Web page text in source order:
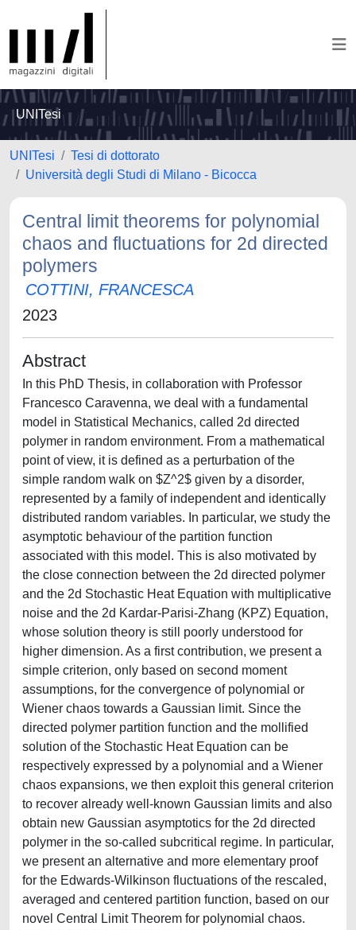
UNITesi
UNITesi
Tesi di dottorato
Università degli Studi di Milano - Bicocca
Central limit theorems for polynomial
chaos and fluctuations for 2d directed
polymers
COTTINI, FRANCESCA
2023
Abstract
In this PhD Thesis, in collaboration with Professor
Francesco Caravenna, we deal with a fundamental
model in Statistical Mechanics, called 2d directed
polymer in random environment. From a mathematical
point of view, it is defined as a perturbation of the
simple random walk on $Z^2$ given by a disorder,
represented by a family of independent and identically
distributed random variables. In particular, we study the
asymptotic behaviour of the partition function
associated with this model. This is also motivated by
the close connection between the 2d directed polymer
and the 2d Stochastic Heat Equation with multiplicative
noise and the 2d Kardar-Parisi-Zhang (KPZ) Equation,
whose solution theory is still poorly understood for
higher dimension. As a first contribution, we present a
simple criterion, only based on second moment
assumptions, for the convergence of polynomial or
Wiener chaos towards a Gaussian limit. Since the
directed polymer partition function and the mollified
solution of the Stochastic Heat Equation can be
respectively expressed by a polynomial and a Wiener
chaos expansions, we then exploit this general criterion
to recover already well-known Gaussian limits and also
obtain new Gaussian asymptotics for the 2d directed
polymer in the so-called subcritical regime. In particular,
we present an alternative and more elementary proof
for the Edwards-Wilkinson fluctuations of the rescaled,
averaged and centered partition function, based on our
novel Central Limit Theorem for polynomial chaos.